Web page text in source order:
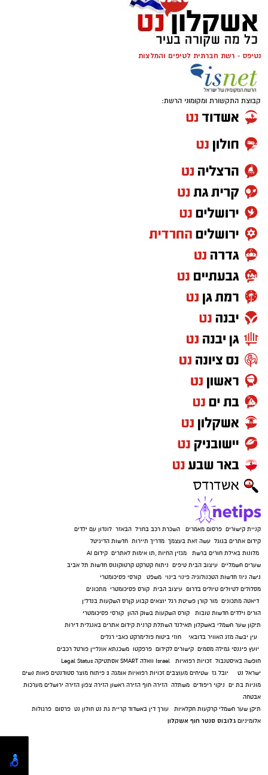
נטיפס - רשת חברתית לטיפים והמלצות
קבוצת התקשורת ומקומוני הרשת:
קניית קישורים פרסום מאמרים השכרת רכב בחו"ל הבאזר לונדון עם ילדים
קידום אתרים בגוגל עשה זאת בעצמך מדריך תיירות חדשות הדיגיטל
מלונות באילת חורים ברשת מגזין החיות ,תו אימות לאתרים קידום AI
שערים חשמליים עיצוב הבית טיפים ניתוח קטרקט קרטוקונוס חדשות תל אביב
נישה ניוז חדשות הטכנולוגיה פינוי בינוי משפט
קורסי פסיכומטרי
מסלולים לטיולים טיולים בדרום עיצוב הבית קורס פסיכומטרי מתכונים
דיאטה מתכונים מור קורן פשיטת רגל יוצאים קבוע קןרס השקעות בנדל"ן
הורים וילדים חדשות טובות קורס השקעות בשוק ההון קורסי פסיכומטרי
תיקון שער חשמלי באשקלון תאילנד השתלת קרנית קידום אתרים באנגלית דירות
עין יבשה מזג האוויר בדובאי חוזי ביטוח פולימרקט כאבי רגלים
יועץ פיננסי גמילה מסמים קישורים לקידום פרפקטו משכנתא אונליין פורטל רכבים
חופשה באיסטנבול זכויות רפואיות Israel וואלה SMART אסתטיקה Legal Status
ישראל נט
יובל גז שטיחים מעוצבים זכויות רפואיות אומגה 3 פיתוח מוצר סטודנטים פאות נשים
מוניות בת ים ניקוי ריפודים משתלה הזירה חוף הזירה ראשון הזירה צפון הזירה ירושלים מערכות
אבטחה
תיקן שער חשמלי קרקעות חקלאיות עורך דין באשדוד קריית גת נט חולון נט פרסום פרגולות
אלומיניום גלובוס סנטר חוף אשקלון